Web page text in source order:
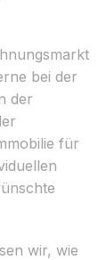
bei der
der
für
wir, wie